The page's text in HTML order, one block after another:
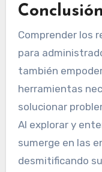
Conclusión
Comprender los
para
también
herramientas
solucionar
Al explorar y
sumerge en las
desmitificando